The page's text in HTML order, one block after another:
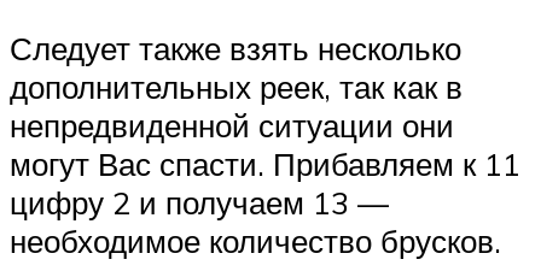
Следует также взять несколько
дополнительных реек, так как в
непредвиденной ситуации они
могут Вас спасти. Прибавляем к 11
цифру 2 и получаем 13 —
необходимое количество брусков.